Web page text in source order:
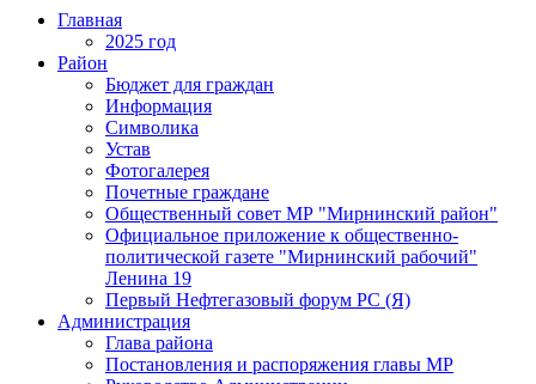
Главная
2025 год
Район
Бюджет для граждан
Информация
Символика
Устав
Фотогалерея
Почетные граждане
Общественный совет МР "Мирнинский район"
Официальное приложение к общественно-
политической газете "Мирнинский рабочий"
Ленина 19
Первый Нефтегазовый форум РС (Я)
Администрация
Глава района
Постановления и распоряжения главы МР